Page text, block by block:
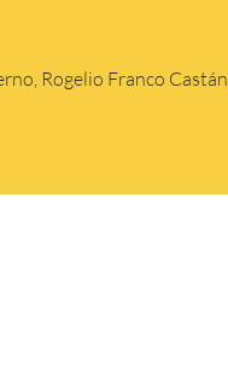
Rogelio Franco Castán.